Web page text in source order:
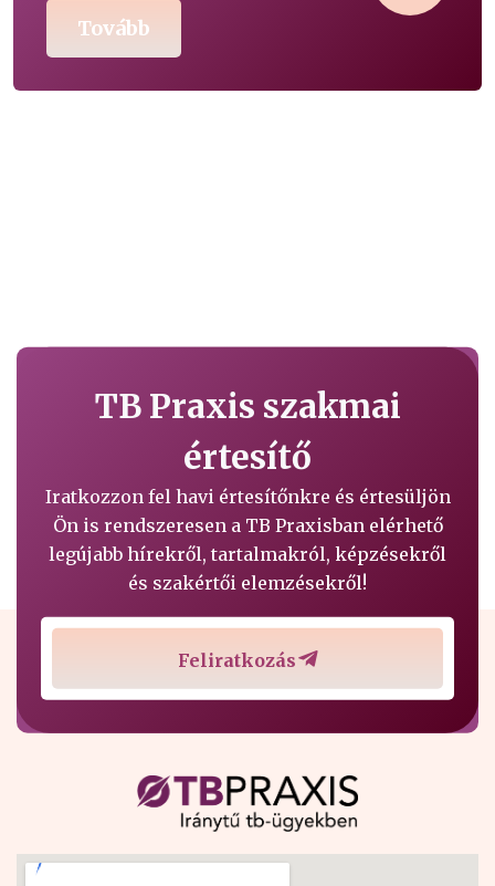
Tovább
TB Praxis szakmai
értesítő
Iratkozzon fel havi értesítőnkre és értesüljön
Ön is rendszeresen a TB Praxisban elérhető
legújabb hírekről, tartalmakról, képzésekről
és szakértői elemzésekről!
Feliratkozás